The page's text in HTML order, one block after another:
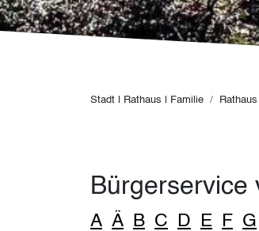
Pfadnavigation
Stadt | Rathaus | Familie Rathaus
Bürgerservice
A Ä B C D E F G